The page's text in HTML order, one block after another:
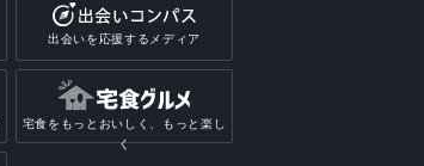
出会いを応援するメディア
宅食をもっとおいしく、もっと楽し
く